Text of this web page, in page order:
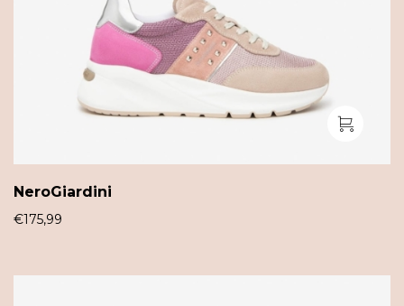
NeroGiardini
€175,99